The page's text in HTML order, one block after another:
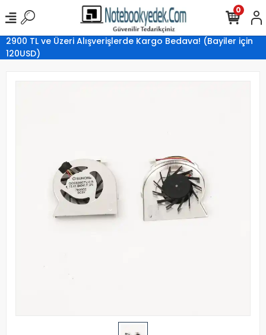
2900 TL ve Üzeri Alışverişlerde Kargo Bedava! (Bayiler için
120USD)
0